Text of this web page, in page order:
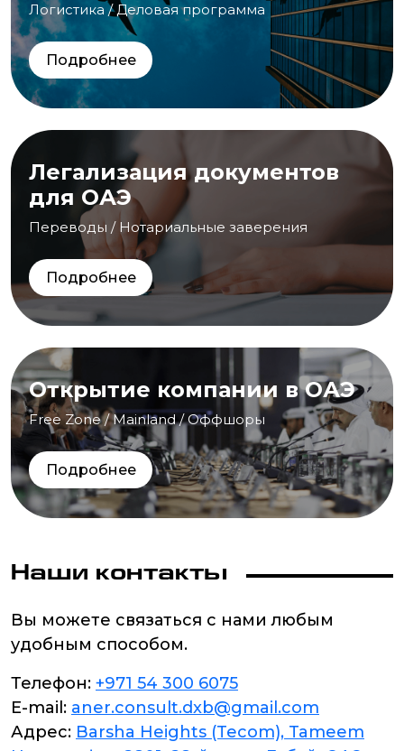
Логистика / Деловая программа
Подробнее
Легализация документов
для ОАЭ
Переводы / Нотариальные заверения
Подробнее
Открытие компании в ОАЭ
Free Zone / Mainland / Оффшоры
Подробнее
Наши контакты
Вы можете связаться с нами любым
удобным способом.
Телефон: +971 54 300 6075
E-mail: aner.consult.dxb@gmail.com
Адрес: Barsha Heights (Tecom), Tameem